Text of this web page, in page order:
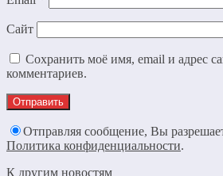
Сайт
Сохранить моё имя, email и адрес
комментариев.
Отправляя сообщение, Вы
Политика конфиденциальности.
К другим новостям